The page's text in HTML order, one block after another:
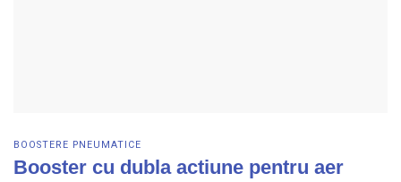
BOOSTERE PNEUMATICE
Booster cu dubla actiune pentru aer